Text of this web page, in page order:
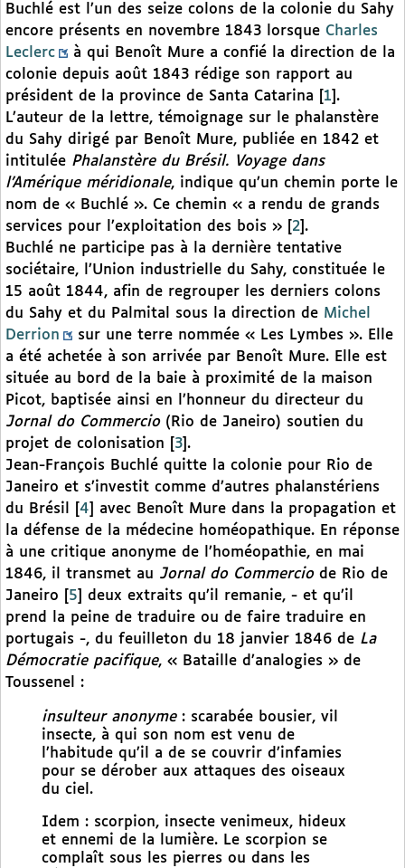
Buchlé est l’un des seize colons de la colonie du Sahy
encore présents en novembre 1843 lorsque Charles
Leclerc
à qui Benoît Mure a confié la direction de la
colonie depuis août 1843 rédige son rapport au
président de la province de Santa Catarina
1 .
L’auteur de la lettre, témoignage sur le phalanstère
du Sahy dirigé par Benoît Mure, publiée en 1842 et
intitulée Phalanstère du Brésil. Voyage dans
l’Amérique méridionale, indique qu’un chemin porte le
nom de « Buchlé ». Ce chemin « a rendu de grands
services pour l’exploitation des bois »
2 .
Buchlé ne participe pas à la dernière tentative
sociétaire, l’Union industrielle du Sahy, constituée le
15 août 1844, afin de regrouper les derniers colons
du Sahy et du Palmital sous la direction de Michel
Derrion
sur une terre nommée « Les Lymbes ». Elle
a été achetée à son arrivée par Benoît Mure. Elle est
située au bord de la baie à proximité de la maison
Picot, baptisée ainsi en l’honneur du directeur du
Jornal do Commercio(Rio de Janeiro) soutien du
projet de colonisation
3 .
Jean-François Buchlé quitte la colonie pour Rio de
Janeiro et s’investit comme d’autres phalanstériens
du Brésil
4
avec Benoît Mure dans la propagation et
la défense de la médecine homéopathique. En réponse
à une critique anonyme de l’homéopathie, en mai
1846, il transmet au Jornal do Commerciode Rio de
Janeiro
5
deux extraits qu’il remanie, - et qu’il
prend la peine de traduire ou de faire traduire en
portugais -, du feuilleton du 18 janvier 1846 de La
Démocratie pacifique, « Bataille d’analogies » de
Toussenel :
insulteur anonyme: scarabée bousier, vil
insecte, à qui son nom est venu de
l’habitude qu’il a de se couvrir d’infamies
pour se dérober aux attaques des oiseaux
du ciel.
Idem : scorpion, insecte venimeux, hideux
et ennemi de la lumière. Le scorpion se
complaît sous les pierres ou dans les